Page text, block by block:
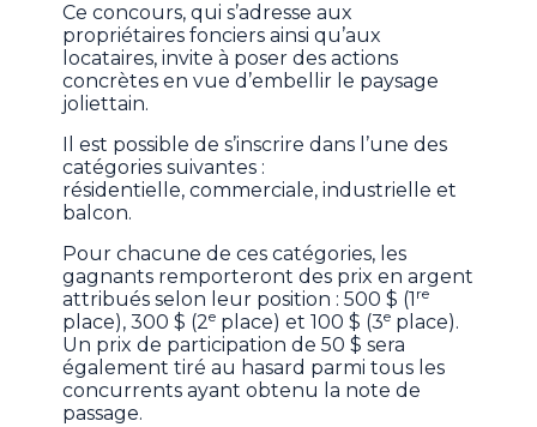
Ce concours, qui s’adresse aux
propriétaires fonciers ainsi qu’aux
locataires, invite à poser des actions
concrètes en vue d’embellir le paysage
joliettain.
Il est possible de s’inscrire dans l’une des
catégories suivantes :
résidentielle, commerciale, industrielle et
balcon.
Pour chacune de ces catégories, les
gagnants remporteront des prix en argent
attribués selon leur position : 500 $ (1 re
place), 300 $ (2e place) et 100 $ (3e place).
Un prix de participation de 50 $ sera
également tiré au hasard parmi tous les
concurrents ayant obtenu la note de
passage.